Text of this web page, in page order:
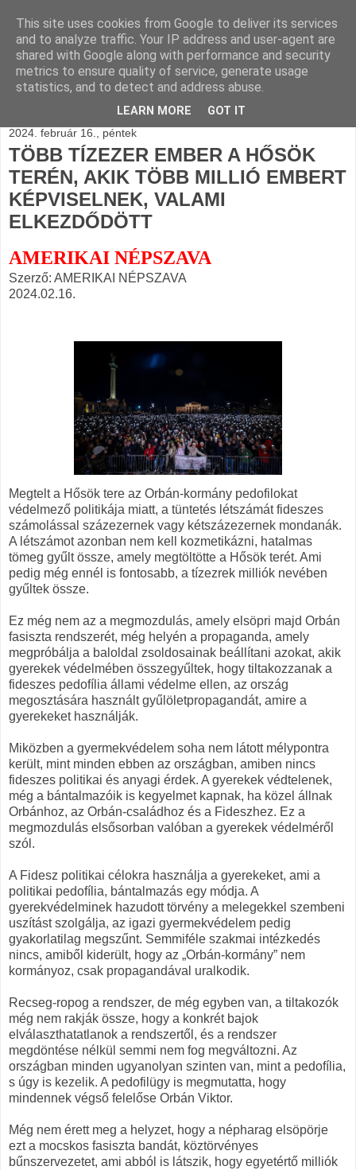
BLOGÁSZAT, napi
blogjava
2024. február 16., péntek
TÖBB TÍZEZER EMBER A HŐSÖK
TERÉN, AKIK TÖBB MILLIÓ EMBERT
KÉPVISELNEK, VALAMI
ELKEZDŐDÖTT
AMERIKAI NÉPSZAVA
Szerző: AMERIKAI NÉPSZAVA
2024.02.16.
Megtelt a Hősök tere az Orbán-kormány pedofilokat
védelmező politikája miatt, a tüntetés létszámát fideszes
számolással százezernek vagy kétszázezernek mondanák.
A létszámot azonban nem kell kozmetikázni, hatalmas
tömeg gyűlt össze, amely megtöltötte a Hősök terét. Ami
pedig még ennél is fontosabb, a tízezrek milliók nevében
gyűltek össze.
Ez még nem az a megmozdulás, amely elsöpri majd Orbán
fasiszta rendszerét, még helyén a propaganda, amely
megpróbálja a baloldal zsoldosainak beállítani azokat, akik
gyerekek védelmében összegyűltek, hogy tiltakozzanak a
fideszes pedofília állami védelme ellen, az ország
megosztására használt gyűlöletpropagandát, amire a
gyerekeket használják.
Miközben a gyermekvédelem soha nem látott mélypontra
került, mint minden ebben az országban, amiben nincs
fideszes politikai és anyagi érdek. A gyerekek védtelenek,
még a bántalmazóik is kegyelmet kapnak, ha közel állnak
Orbánhoz, az Orbán-családhoz és a Fideszhez. Ez a
megmozdulás elsősorban valóban a gyerekek védelméről
szól.
A Fidesz politikai célokra használja a gyerekeket, ami a
politikai pedofília, bántalmazás egy módja. A
gyerekvédelminek hazudott törvény a melegekkel szembeni
uszítást szolgálja, az igazi gyermekvédelem pedig
gyakorlatilag megszűnt. Semmiféle szakmai intézkedés
nincs, amiből kiderült, hogy az „Orbán-kormány” nem
kormányoz, csak propagandával uralkodik.
Recseg-ropog a rendszer, de még egyben van, a tiltakozók
még nem rakják össze, hogy a konkrét bajok
elválaszthatatlanok a rendszertől, és a rendszer
megdöntése nélkül semmi nem fog megváltozni. Az
országban minden ugyanolyan szinten van, mint a pedofília,
s úgy is kezelik. A pedofilügy is megmutatta, hogy
mindennek végső felelőse Orbán Viktor.
Még nem érett meg a helyzet, hogy a népharag elsöpörje
ezt a mocskos fasiszta bandát, köztörvényes
bűnszervezetet, ami abból is látszik, hogy egyetértő milliók
This site uses cookies from Google to deliver its services
and to analyze traffic. Your IP address and user-agent are
shared with Google along with performance and security
metrics to ensure quality of service, generate usage
statistics, and to detect and address abuse.
LEARN MORE GOT IT